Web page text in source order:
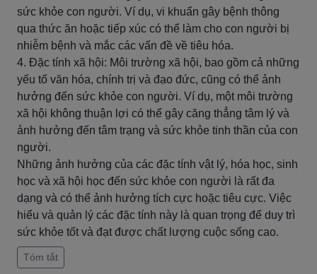
sức khỏe con người. Ví dụ, vi khuẩn gây bệnh thông
qua thức ăn hoặc tiếp xúc có thể làm cho con người bị
nhiễm bệnh và mắc các vấn đề về tiêu hóa.
4. Đặc tính xã hội: Môi trường xã hội, bao gồm cả những
yếu tố văn hóa, chính trị và đạo đức, cũng có thể ảnh
hưởng đến sức khỏe con người. Ví dụ, một môi trường
xã hội không thuận lợi có thể gây căng thẳng tâm lý và
ảnh hưởng đến tâm trạng và sức khỏe tinh thần của con
người.
Những ảnh hưởng của các đặc tính vật lý, hóa học, sinh
học và xã hội học đến sức khỏe con người là rất đa
dạng và có thể ảnh hưởng tích cực hoặc tiêu cực. Việc
hiểu và quản lý các đặc tính này là quan trọng để duy trì
sức khỏe tốt và đạt được chất lượng cuộc sống cao.
Tóm tắt